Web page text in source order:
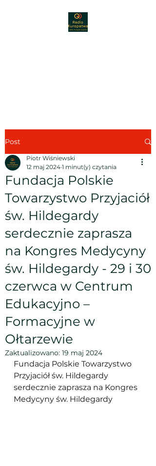
Post
Fundacja Polskie
Towarzystwo Przyjaciół
św. Hildegardy
serdecznie zaprasza
na Kongres Medycyny
św. Hildegardy - 29 i 30
czerwca w Centrum
Edukacyjno –
Formacyjne w
Ołtarzewie
Piotr Wiśniewski
12 maj 2024 1 minut(y) czytania
Zaktualizowano: 19 maj 2024
Fundacja Polskie Towarzystwo
Przyjaciół św. Hildegardy
serdecznie zaprasza na Kongres
Medycyny św. Hildegardy